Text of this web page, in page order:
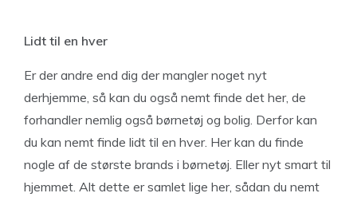
Lidt til en hver
Er der andre end dig der mangler noget nyt
derhjemme, så kan du også nemt finde det her, de
forhandler nemlig også børnetøj og bolig. Derfor kan
du kan nemt finde lidt til en hver. Her kan du finde
nogle af de største brands i børnetøj. Eller nyt smart til
hjemmet. Alt dette er samlet lige her, sådan du nemt